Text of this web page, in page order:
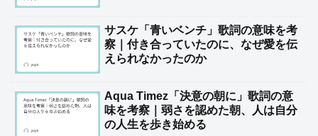
サスケ「青いベンチ」歌詞の意味を考
察｜付き合っていたのに、なぜ愛を伝
えられなかったのか
Aqua Timez「決意の朝に」歌詞の意
味を考察｜弱さを認めた朝、人は自分
の人生を歩き始める